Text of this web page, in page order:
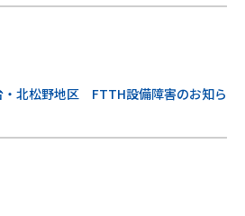
・北松野地区 FTTH設備障害のお知ら